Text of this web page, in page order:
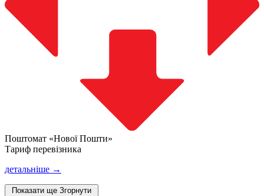
Поштомат «Нової Пошти»
Тариф перевізника
детальніше →
Показати ще Згорнути